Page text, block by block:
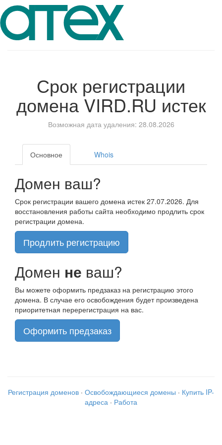
Срок регистрации
доменаVIRD.RU истек
Возможная дата удаления: 28.08.2026
Основное Whois
Домен ваш?
Срок регистрации вашего домена истек 27.07.2026. Для
восстановления работы сайта необходимо продлить срок
регистрации домена.
Продлить регистрацию
Домен не ваш?
Вы можете оформить предзаказ на регистрацию этого
домена. В случае его освобождения будет произведена
приоритетная перерегистрация на вас.
Оформить предзаказ
Регистрация доменов · Освобождающиеся домены · Купить IP-
адреса · Работа